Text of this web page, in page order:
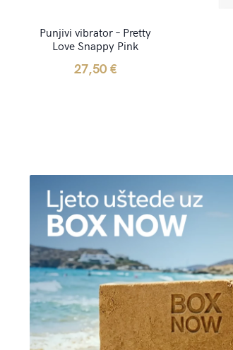
Punjivi vibrator – Pretty
Love Snappy Pink
27,50€